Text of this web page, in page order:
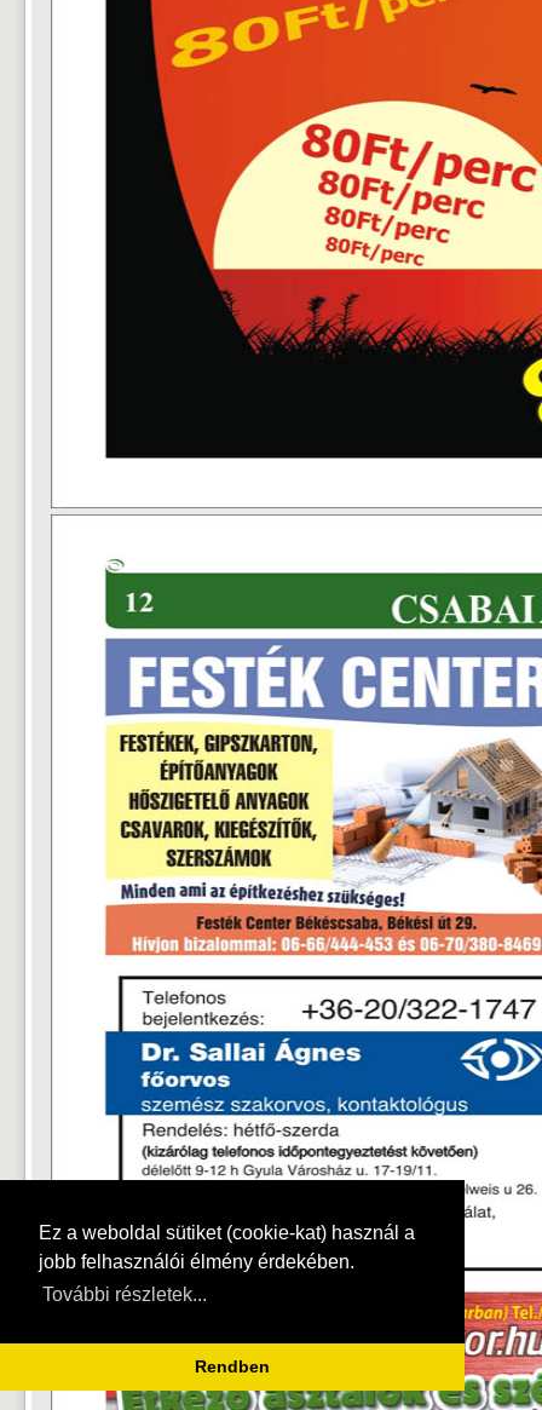
Ez a weboldal sütiket (cookie-kat) használ a
jobb felhasználói élmény érdekében.
További részletek...
Rendben